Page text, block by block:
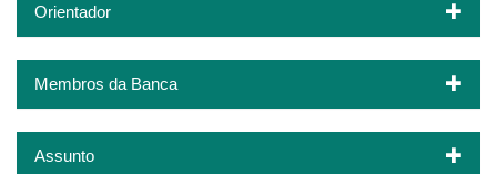
Orientador
Membros da Banca
Assunto